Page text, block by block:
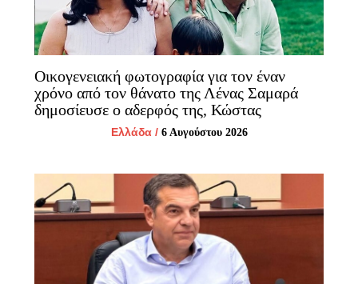
Οικογενειακή φωτογραφία για τον έναν
χρόνο από τον θάνατο της Λένας Σαμαρά
δημοσίευσε ο αδερφός της, Κώστας
Ελλάδα/ 6 Αυγούστου 2026